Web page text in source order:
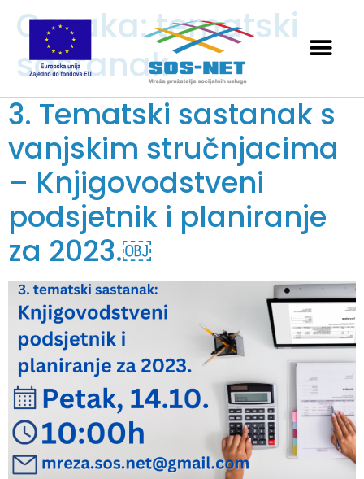
Oznaka:tematski
sastanak
3. Tematski sastanak s
vanjskim stručnjacima
– Knjigovodstveni
podsjetnik i planiranje
za 2023.￼